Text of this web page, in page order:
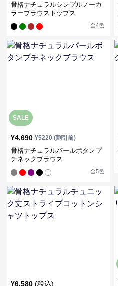
骨格ナチュラルシンプルノーカ
ラーブラウストップス
全4色
SALE
¥4,690 ¥5220(割引前)
骨格ナチュラルパールボタンプ
チネックブラウス
全5色
¥6,580 (税込)